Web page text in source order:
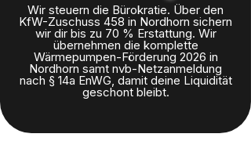
Wir steuern die Bürokratie. Über den
KfW-Zuschuss 458 in Nordhorn sichern
wir dir bis zu 70 % Erstattung. Wir
übernehmen die komplette
Wärmepumpen-Förderung 2026 in
Nordhorn samt nvb-Netzanmeldung
nach § 14a EnWG, damit deine Liquidität
geschont bleibt.